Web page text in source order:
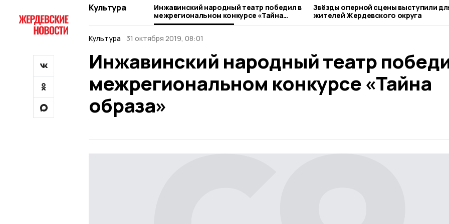
Культура
Инжавинский народный театр победил в
межрегиональном конкурсе «Тайна
образа»
Звёзды оперной сцены выступили
жителей Жердевского округа
Культура
31 октября 2019, 08:01
Инжавинский народный театр
межрегиональном конкурсе «Тайна
образа»